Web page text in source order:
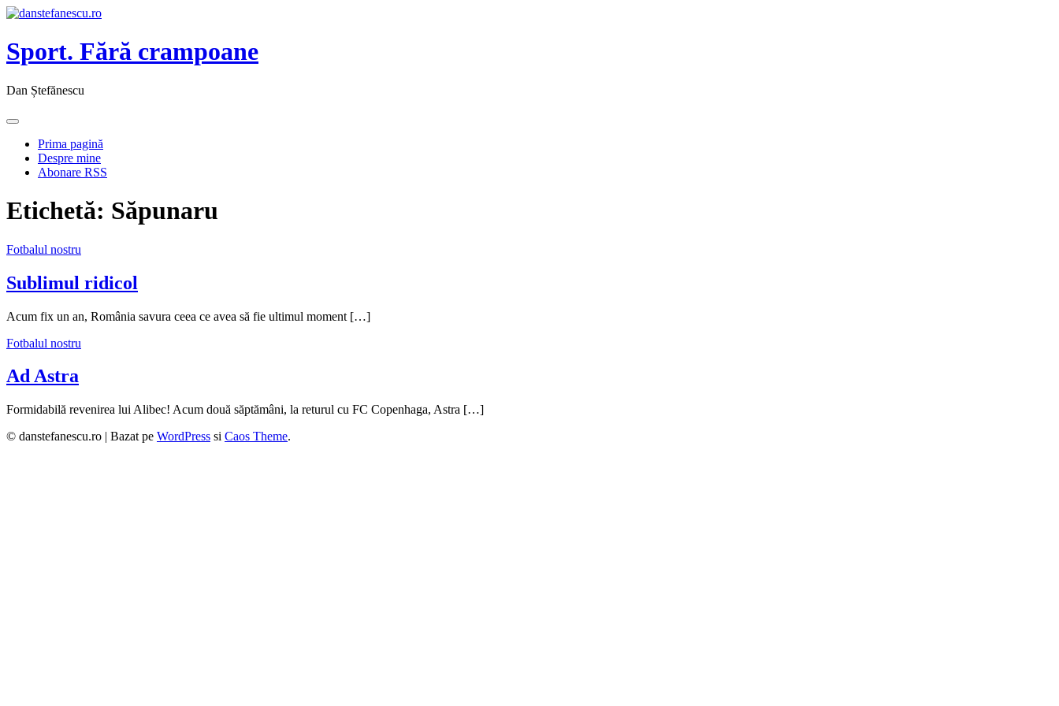
Sport. Fără crampoane
Dan Ștefănescu
Prima pagină
Despre mine
Abonare RSS
Etichetă: Săpunaru
Fotbalul nostru
Sublimul ridicol
Acum fix un an, România savura ceea ce avea să fie ultimul moment […]
Fotbalul nostru
Ad Astra
Formidabilă revenirea lui Alibec! Acum două săptămâni, la returul cu FC Copenhaga, Astra […]
© danstefanescu.ro | Bazat pe WordPress si Caos Theme.